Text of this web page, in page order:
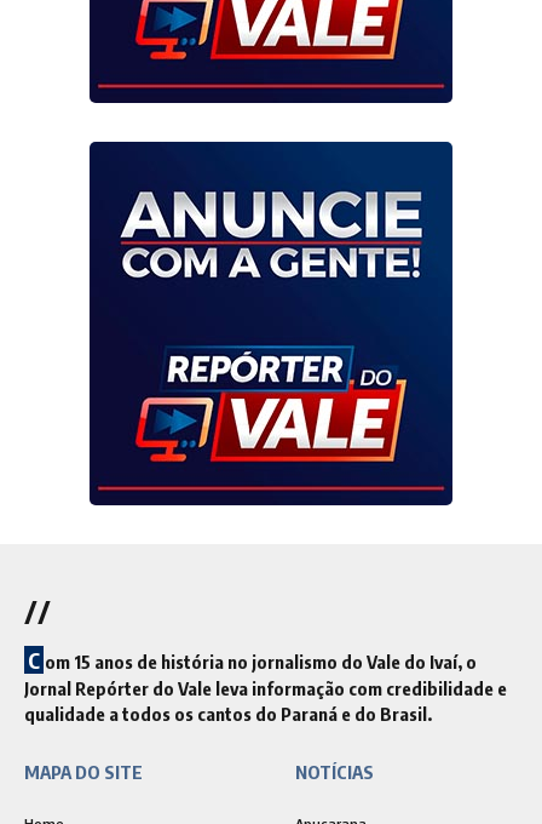
//
C om 15 anos de história no jornalismo do Vale do Ivaí, o
Jornal Repórter do Vale leva informação com credibilidade e
qualidade a todos os cantos do Paraná e do Brasil.
MAPA DO SITE NOTÍCIAS